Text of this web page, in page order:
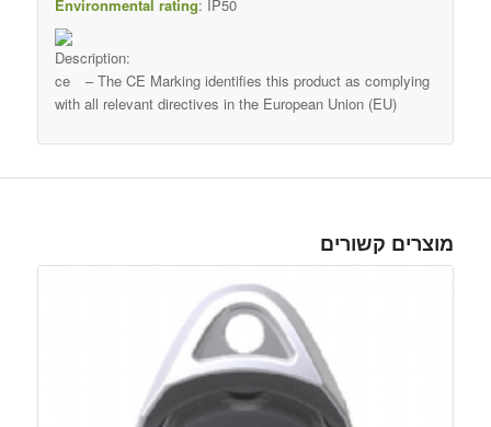
Environmental rating: IP50
– The CE Marking identifies this product as complying
with all relevant directives in the European Union (EU)
מוצרים קשורים